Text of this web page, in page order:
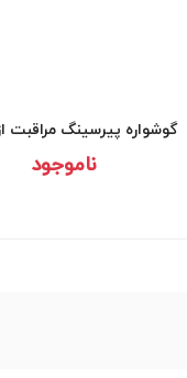
گوشواره پیرسینگ مراقبت
کد۲۹۵۲
ناموجود